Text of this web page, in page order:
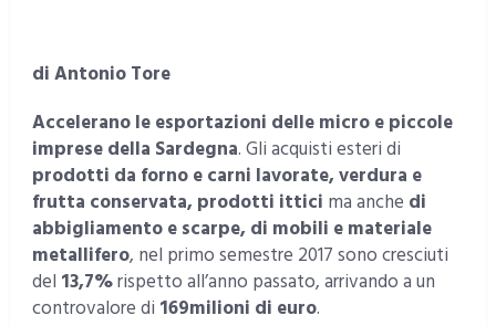
di Antonio Tore
Accelerano le esportazioni delle micro e piccole
imprese della Sardegna. Gli acquisti esteri di
prodotti da forno e carni lavorate, verdura e
frutta conservata, prodotti ittici ma anche di
abbigliamento e scarpe, di mobili e materiale
metallifero, nel primo semestre 2017 sono cresciuti
del 13,7%rispetto all’anno passato, arrivando a un
controvalore di 169milioni di euro.